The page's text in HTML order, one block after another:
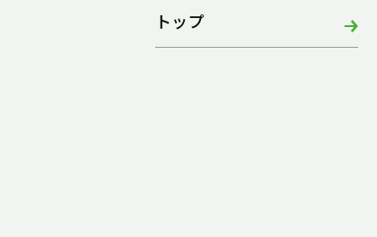
トップ